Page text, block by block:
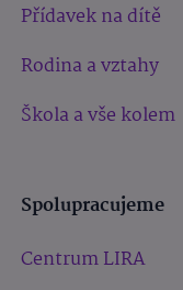
Přídavek na dítě
Rodina a vztahy
Škola a vše kolem
Spolupracujeme
Centrum LIRA